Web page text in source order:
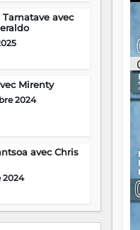
avec
Mirenty
2024
avec Chris
2024